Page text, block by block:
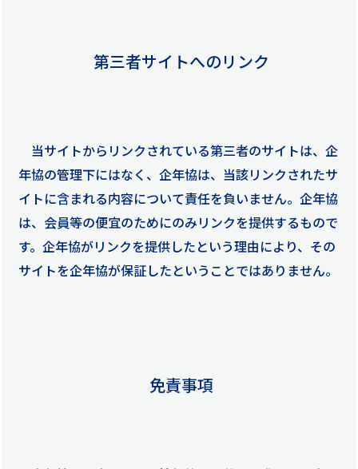
第三者サイトへのリンク
当サイトからリンクされている第三者のサイトは、企
年協の管理下にはなく、企年協は、当該リンクされたサ
イトに含まれる内容について責任を負いません。企年協
は、会員等の便宜のためにのみリンクを提供するもので
す。企年協がリンクを提供したという理由により、その
サイトを企年協が保証したということではありません。
免責事項